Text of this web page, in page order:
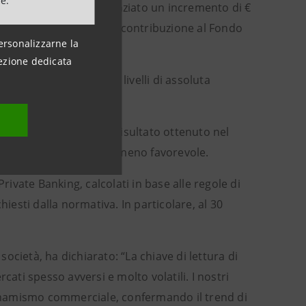
la
dedicata
milioni, hanno evidenziato un incremento di €
sostenuti per la contribuzione al Fondo
permanendo su livelli di assoluta
in linea (-3%) con il risultato ottenuto nel
decisamente meno favorevole.
Banking, calcolati in base alle regole di
dalla normativa. In particolare, al 30
ha dichiarato: “La chiave di lettura di
spesso avversi e molto volatili. I nostri
commerciale, confermando il trend di